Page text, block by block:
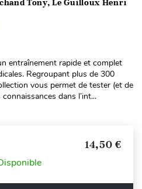
Tony, Le Guilloux Henri
entraînement rapide et complet
Regroupant plus de 300
vous permet de tester (et de
dans l’int...
14,50 €